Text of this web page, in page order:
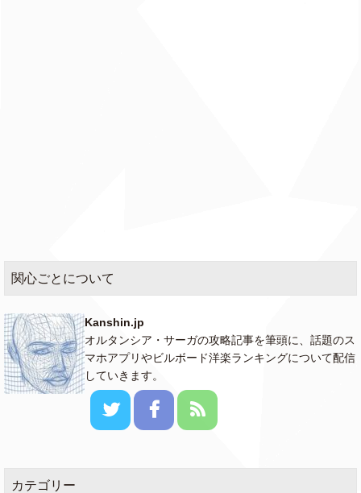
関心ごとについて
Kanshin.jp
オルタンシア・サーガの攻略記事を筆頭に、話題のス
マホアプリやビルボード洋楽ランキングについて配信
していきます。
カテゴリー